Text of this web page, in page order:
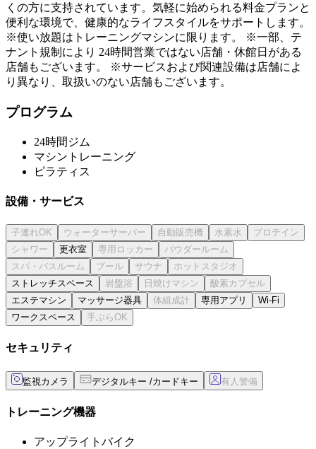
くの方に支持されています。気軽に始められる料金プランと
便利な環境で、健康的なライフスタイルをサポートします。
※使い放題はトレーニングマシンに限ります。 ※一部、テ
ナント規制により 24時間営業ではない店舗・休館日がある
店舗もございます。 ※サービスおよび関連設備は店舗によ
り異なり、取扱いのない店舗もございます。
プログラム
24時間ジム
マシントレーニング
ピラティス
設備・サービス
更衣室
ストレッチスペース
エステマシン
マッサージ器具 専用アプリ
Wi-Fi
ワークスペース
セキュリティ
監視カメラ デジタルキー /カードキー
トレーニング機器
アップライトバイク